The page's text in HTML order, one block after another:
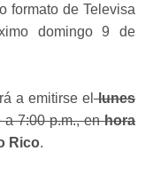
formato de Televisa
domingo 9 de
a emitirse el lunes
a 7:00 p.m., enhora
Rico.